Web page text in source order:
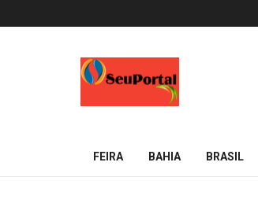
FEIRA BAHIA BRASIL